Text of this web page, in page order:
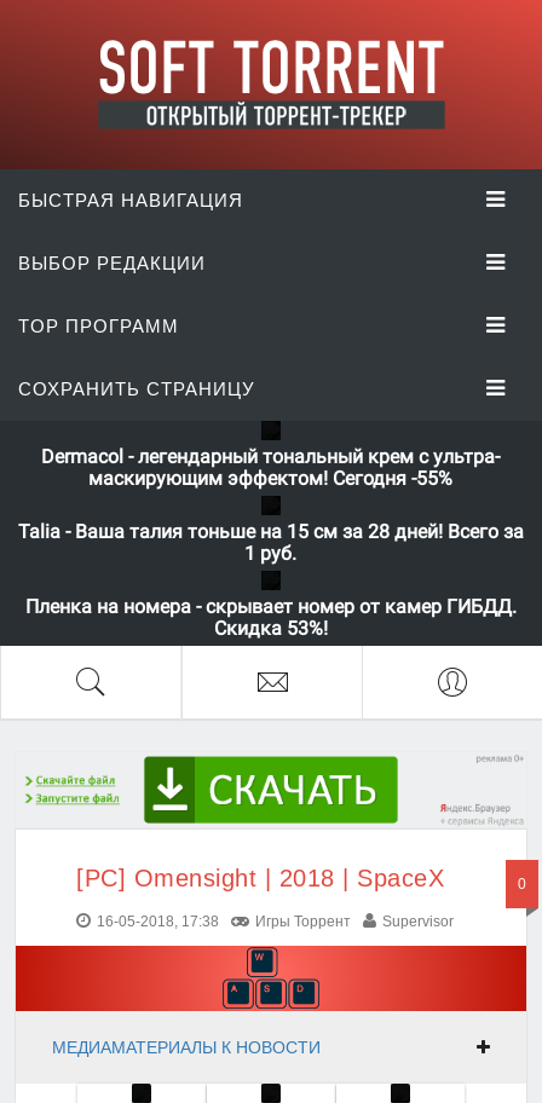
БЫСТРАЯ НАВИГАЦИЯ
ВЫБОР РЕДАКЦИИ
TOP ПРОГРАММ
СОХРАНИТЬ СТРАНИЦУ
Dermacol - легендарный тональный крем с ультра-
маскирующим эффектом! Сегодня -55%
Talia - Ваша талия тоньше на 15 см за 28 дней! Всего за
1 руб.
Пленка на номера - скрывает номер от камер ГИБДД.
Скидка 53%!
[PC] Omensight | 2018 | SpaceX 0
16-05-2018, 17:38 Игры Торрент Supervisor
МЕДИАМАТЕРИАЛЫ К НОВОСТИ